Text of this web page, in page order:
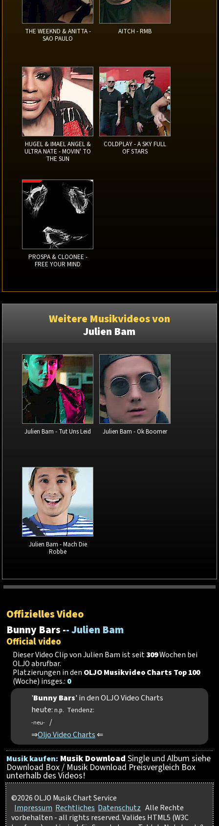
THE WEEKND & ANITTA -
SAO PAULO
AITCH - RMB
HUGEL & IMAEL ANGEL &
ULTRA NATE - MOVIN' TO
THE SUN
COLDPLAY - A SKY FULL
OF STARS
PROSPA & CLOONEE -
FREE YOUR MIND
Weitere Musikvideos von
Julien Bam
Julien Bam - Tut Uns Leid Julien Bam - Ok Boomer
Julien Bam - Mach Die
Robbe
Offizielles Video
Bunny Bars -- Julien Bam
Official video
Dieser Video Clip von Julien Bam ist seit309Wochen bei
OLJO abrufbar.
Platzierungen in den OLJO Musikvideo Charts Top 100
(Woche) insges.: 0
'Bunny Bars' in den OLJO Video Charts
heute: n.p. Tendenz:
-neu- /
⇒Oljo Video Charts ⇐
Musik kaufen: Musik Download Single und Album siehe
Download Box / Musik Download Preisvergleich Box
unterhalb des Videos!
©2026 OLJO Musik Chart Service
Impressum Rechtliches Datenschutz Alle Rechte
vorbehalten - all rights reserved. Valides HTML5 (W3C